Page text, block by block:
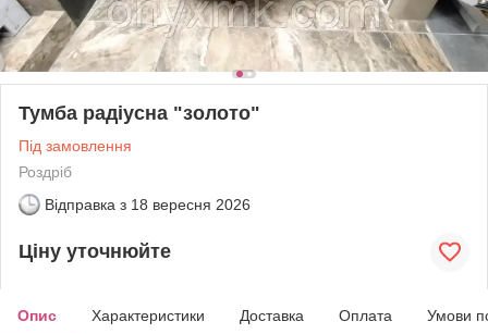
Тумба радіусна "золото"
Під замовлення
Роздріб
Відправка з 18 вересня 2026
Ціну уточнюйте
Опис Характеристики Доставка Оплата Умови